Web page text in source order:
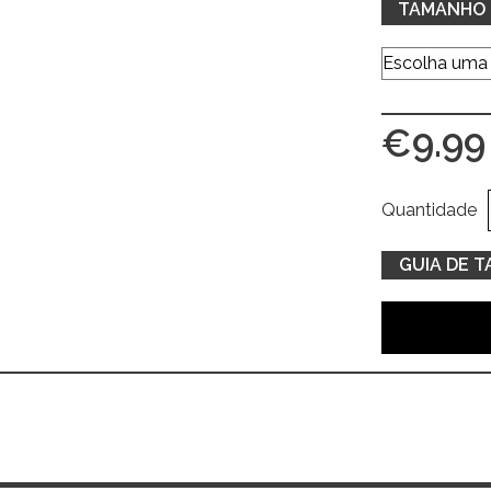
TAMANHO
€9.99
Quantidade
GUIA DE